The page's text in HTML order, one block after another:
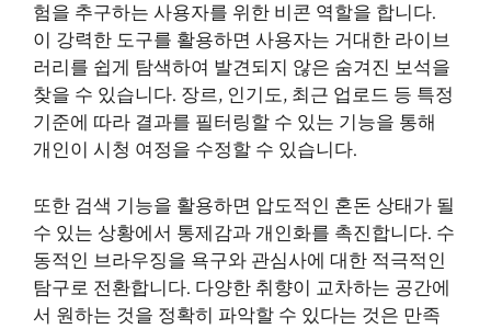
험을 추구하는 사용자를 위한 비콘 역할을 합니다.
이 강력한 도구를 활용하면 사용자는 거대한 라이브
러리를 쉽게 탐색하여 발견되지 않은 숨겨진 보석을
찾을 수 있습니다. 장르, 인기도, 최근 업로드 등 특정
기준에 따라 결과를 필터링할 수 있는 기능을 통해
개인이 시청 여정을 수정할 수 있습니다.
또한 검색 기능을 활용하면 압도적인 혼돈 상태가 될
수 있는 상황에서 통제감과 개인화를 촉진합니다. 수
동적인 브라우징을 욕구와 관심사에 대한 적극적인
탐구로 전환합니다. 다양한 취향이 교차하는 공간에
서 원하는 것을 정확히 파악할 수 있다는 것은 만족